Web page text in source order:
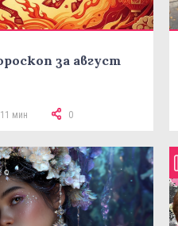
за август
11 мин 0